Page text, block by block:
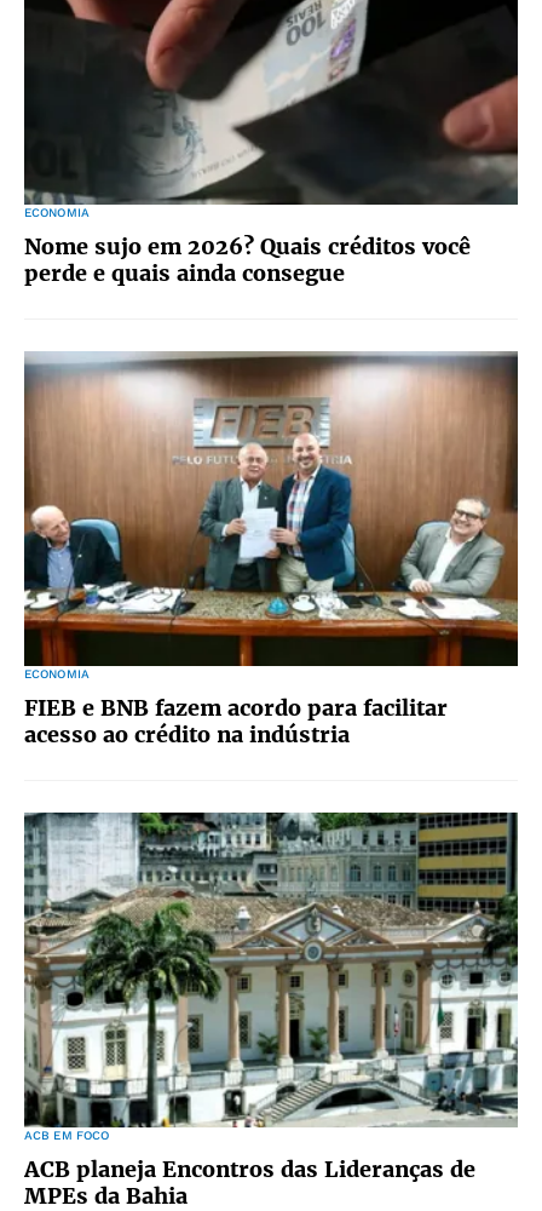
ECONOMIA
Nome sujo em 2026? Quais créditos você
perde e quais ainda consegue
ECONOMIA
FIEB e BNB fazem acordo para facilitar
acesso ao crédito na indústria
ACB EM FOCO
ACB planeja Encontros das Lideranças de
MPEs da Bahia